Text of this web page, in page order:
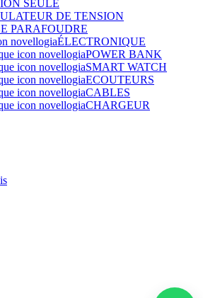
SEULE
DE TENSION
PARAFOUDRE
ÉLECTRONIQUE
POWER BANK
SMART WATCH
ECOUTEURS
CABLES
CHARGEUR